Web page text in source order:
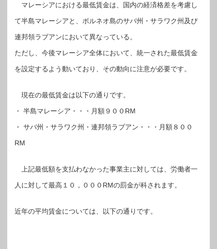
マレーシアにおける最低賃金は、国内の経済格差を考慮し
て半島マレーシアと、ボルネオ島のサバ州・サラワク州及び
連邦領ラブアンにおいて異なっている。
ただし、今後マレーシア全体において、統一された最低賃金
を設定するよう動いており、その動向に注意が必要です。
現在の最低賃金は以下の通りです。
・ 半島マレーシア・・・月額９００RM
・ サバ州・サラワク州・連邦領ラブアン・・・月額８００
RM
上記最低額を支払わなかった事業主に対しては、労働者一
人に対して最高１０，０００RMの罰金が科されます。
近年の平均賃金については、以下の通りです。